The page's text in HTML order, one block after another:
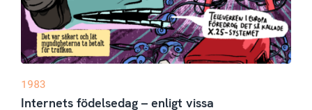
1983
Internets födelsedag – enligt vissa